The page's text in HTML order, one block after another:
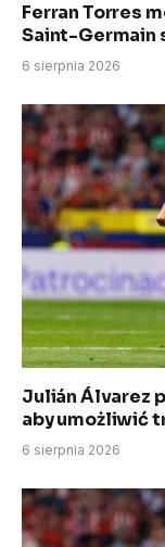
Ferran Torres
Saint-Germain
6 sierpnia 2026
Julián Álvarez
aby umożliwić
6 sierpnia 2026